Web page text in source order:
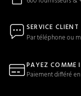
SERVICE
Par téléphone ou
PAYEZ COMME
Paiement différé